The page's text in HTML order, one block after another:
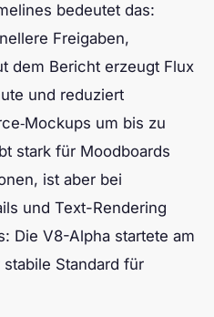
bedeutet das:
Freigaben,
dem Bericht erzeugt Flux
und reduziert
um bis zu
stark für Moodboards
ist aber bei
und Text-Rendering
Die V8-Alpha startete am
Standard für